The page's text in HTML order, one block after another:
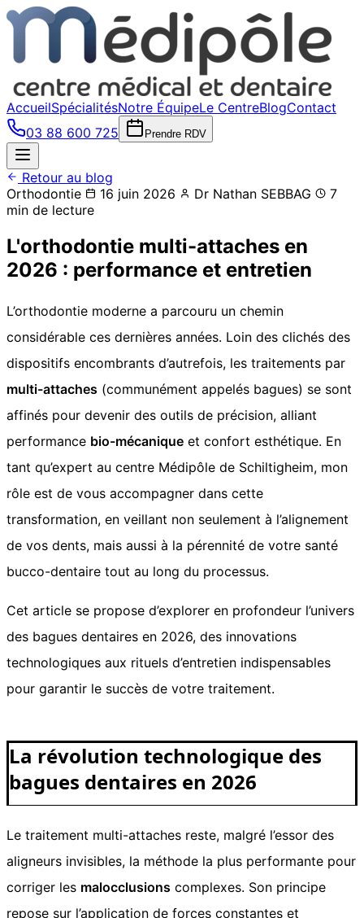
AccueilSpécialitésNotre ÉquipeLe CentreBlogContact
03 88 600 725
Prendre RDV
Retour au blog
Orthodontie
16 juin 2026 Dr Nathan SEBBAG
7
min de lecture
L'orthodontie multi-attaches en
2026 : performance et entretien
L’orthodontie moderne a parcouru un chemin
considérable ces dernières années. Loin des clichés des
dispositifs encombrants d’autrefois, les traitements par
multi-attaches (communément appelés bagues) se sont
affinés pour devenir des outils de précision, alliant
performance bio-mécanique et confort esthétique. En
tant qu’expert au centre Médipôle de Schiltigheim, mon
rôle est de vous accompagner dans cette
transformation, en veillant non seulement à l’alignement
de vos dents, mais aussi à la pérennité de votre santé
bucco-dentaire tout au long du processus.
Cet article se propose d’explorer en profondeur l’univers
des bagues dentaires en 2026, des innovations
technologiques aux rituels d’entretien indispensables
pour garantir le succès de votre traitement.
La révolution technologique des
bagues dentaires en 2026
Le traitement multi-attaches reste, malgré l’essor des
aligneurs invisibles, la méthode la plus performante pour
corriger les malocclusions complexes. Son principe
repose sur l’application de forces constantes et